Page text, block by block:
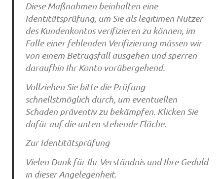
Diese Maßnahmen beinhalten eine
Identitätsprüfung, um Sie als legitimen Nutzer
des Kundenkontos verifizieren zu können, im
Falle einer fehlenden Verifizierung müssen wir
von einem Betrugsfall ausgehen und sperren
daraufhin Ihr Konto vorübergehend.
Vollziehen Sie bitte die Prüfung
schnellstmöglich durch, um eventuellen
Schaden präventiv zu bekämpfen. Klicken Sie
dafür auf die unten stehende Fläche.
Zur Identitätsprüfung
Vielen Dank für Ihr Verständnis und Ihre Geduld
in dieser Angelegenheit.